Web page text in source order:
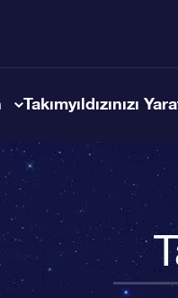
Takımyıldızınızı